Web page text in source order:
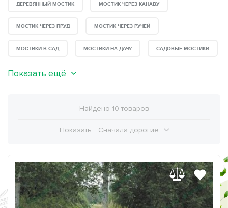
ДЕРЕВЯННЫЙ МОСТИК МОСТИК ЧЕРЕЗ КАНАВУ
МОСТИК ЧЕРЕЗ ПРУД МОСТИК ЧЕРЕЗ РУЧЕЙ
МОСТИКИ В САД МОСТИКИ НА ДАЧУ САДОВЫЕ МОСТИКИ
Показать ещё
Найдено 10 товаров
Показать: Сначала дорогие